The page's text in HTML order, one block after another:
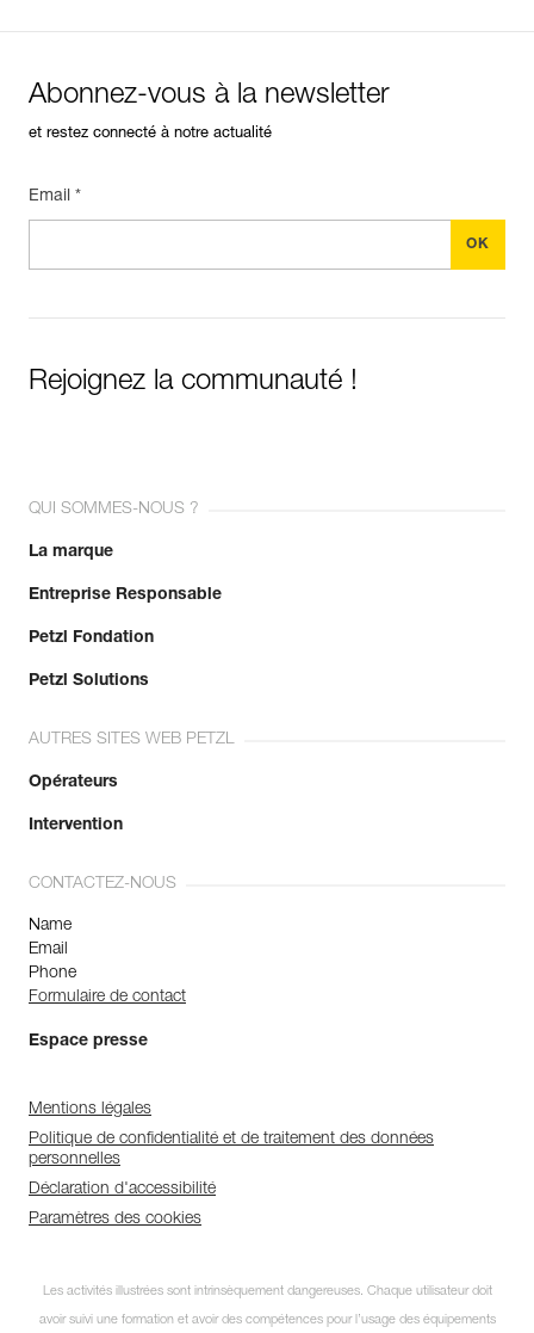
Abonnez-vous à la newsletter
et restez connecté à notre actualité
Email *
Rejoignez la communauté !
QUI SOMMES-NOUS ?
La marque
Entreprise Responsable
Petzl Fondation
Petzl Solutions
AUTRES SITES WEB PETZL
Opérateurs
Intervention
CONTACTEZ-NOUS
Name
Email
Phone
Formulaire de contact
Espace presse
Mentions légales
Politique de confidentialité et de traitement des données
personnelles
Déclaration d'accessibilité
Paramètres des cookies
Les activités illustrées sont intrinsèquement dangereuses. Chaque utilisateur doit
avoir suivi une formation et avoir des compétences pour l’usage des équipements